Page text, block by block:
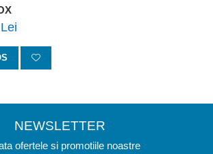
NEWSLETTER
ofertele si promotiile noastre